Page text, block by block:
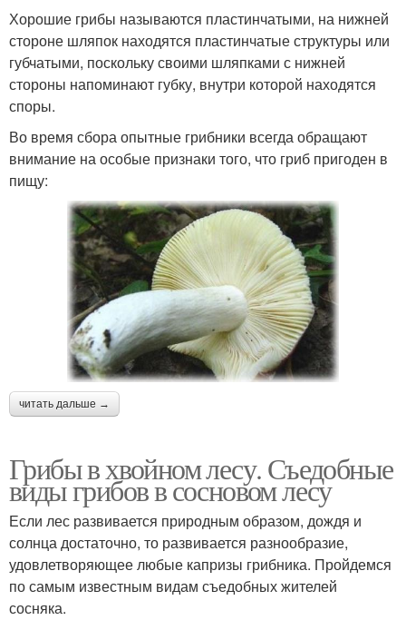
Хорошие грибы называются пластинчатыми, на нижней
стороне шляпок находятся пластинчатые структуры или
губчатыми, поскольку своими шляпками с нижней
стороны напоминают губку, внутри которой находятся
споры.
Во время сбора опытные грибники всегда обращают
внимание на особые признаки того, что гриб пригоден в
пищу:
читать дальше →
Грибы в хвойном лесу. Съедобные
виды грибов в сосновом лесу
Если лес развивается природным образом, дождя и
солнца достаточно, то развивается разнообразие,
удовлетворяющее любые капризы грибника. Пройдемся
по самым известным видам съедобных жителей
сосняка.